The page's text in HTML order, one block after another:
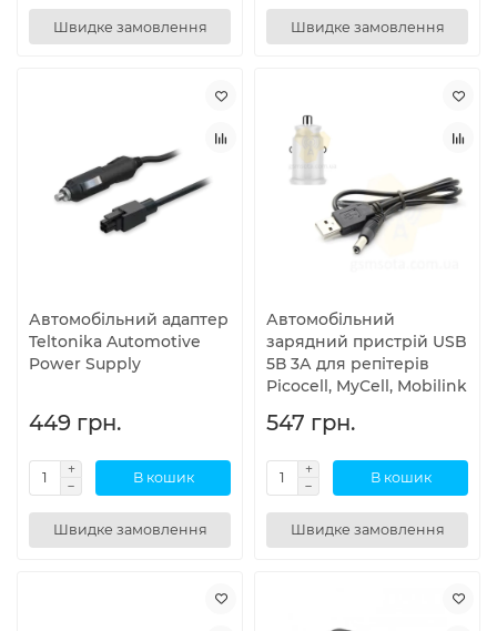
Швидке замовлення Швидке замовлення
Автомобільний адаптер
Teltonika Automotive
Power Supply
449 грн.
В кошик
Швидке замовлення
Автомобільний
зарядний пристрій USB
5В 3А для репітерів
Picocell, MyCell, Mobilink
547 грн.
В кошик
Швидке замовлення